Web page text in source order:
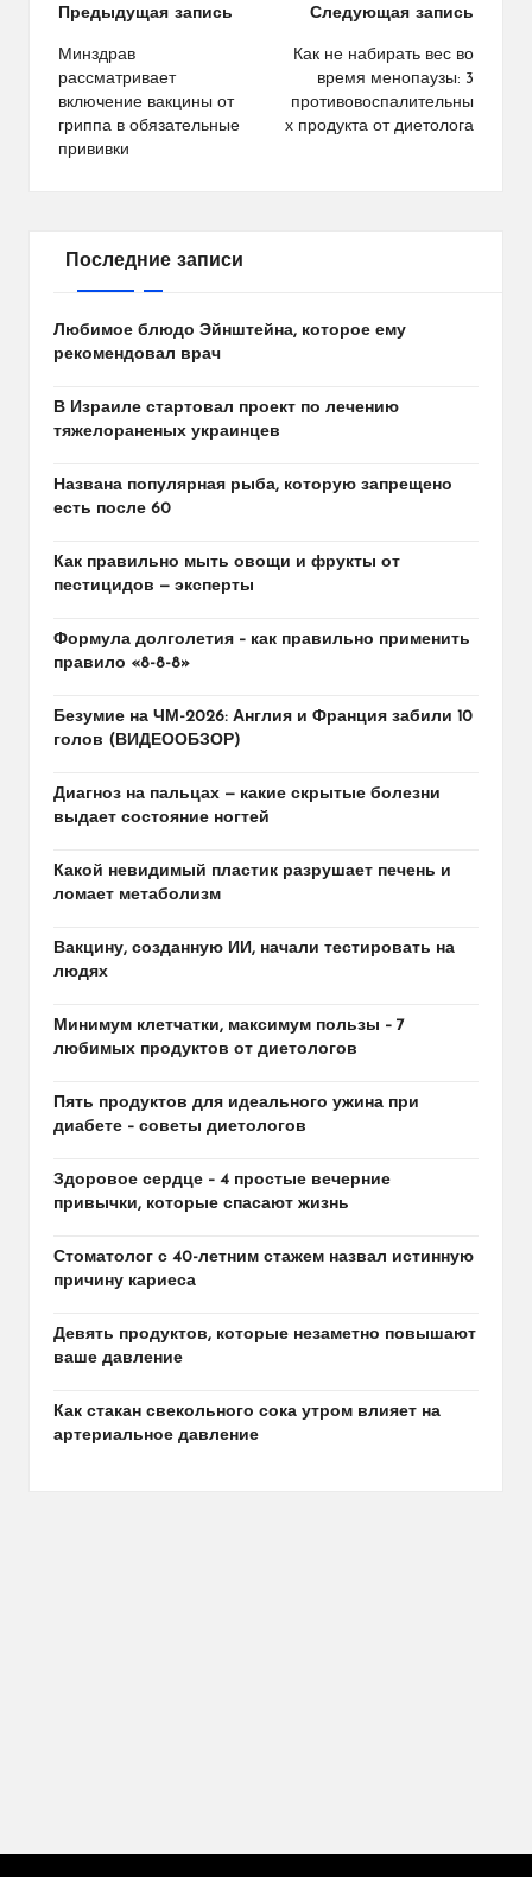
Навигация
по
записям
Предыдущая запись
Минздрав
рассматривает
включение вакцины от
гриппа в обязательные
прививки
Следующая запись
Как не набирать вес во
время менопаузы: 3
противовоспалительны
х продукта от диетолога
Последние записи
Любимое блюдо Эйнштейна, которое ему
рекомендовал врач
В Израиле стартовал проект по лечению
тяжелораненых украинцев
Названа популярная рыба, которую запрещено
есть после 60
Как правильно мыть овощи и фрукты от
пестицидов — эксперты
Формула долголетия – как правильно применить
правило «8-8-8»
Безумие на ЧМ-2026: Англия и Франция забили 10
голов (ВИДЕООБЗОР)
Диагноз на пальцах — какие скрытые болезни
выдает состояние ногтей
Какой невидимый пластик разрушает печень и
ломает метаболизм
Вакцину, созданную ИИ, начали тестировать на
людях
Минимум клетчатки, максимум пользы – 7
любимых продуктов от диетологов
Пять продуктов для идеального ужина при
диабете – советы диетологов
Здоровое сердце – 4 простые вечерние
привычки, которые спасают жизнь
Стоматолог с 40-летним стажем назвал истинную
причину кариеса
Девять продуктов, которые незаметно повышают
ваше давление
Как стакан свекольного сока утром влияет на
артериальное давление